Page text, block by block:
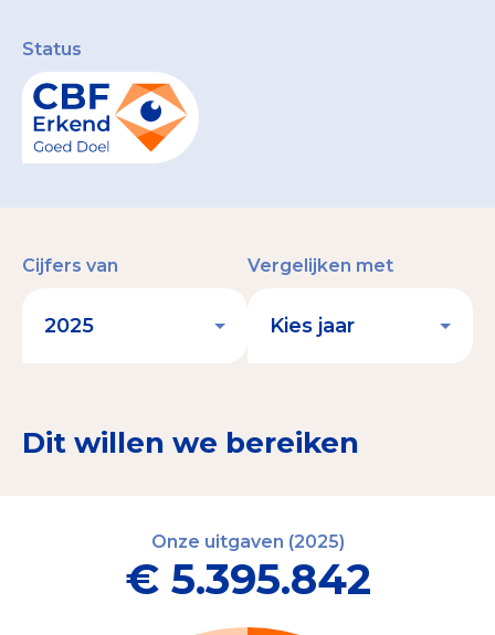
Status
Dit willen we bereiken
Cijfers van Vergelijken met
Onze uitgaven (2025)
€ 5.395.842